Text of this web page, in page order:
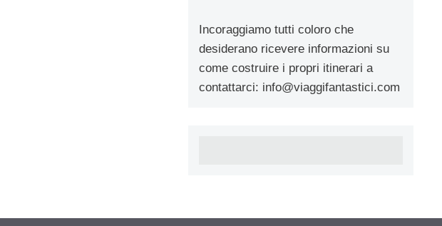
Incoraggiamo tutti coloro che
desiderano ricevere informazioni su
come costruire i propri itinerari a
contattarci: info@viaggifantastici.com